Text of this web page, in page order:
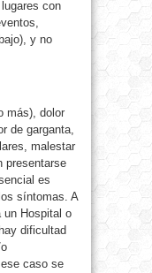
con
y no
más), dolor
de garganta,
malestar
presentarse
es
síntomas. A
un Hospital o
dificultad
caso se